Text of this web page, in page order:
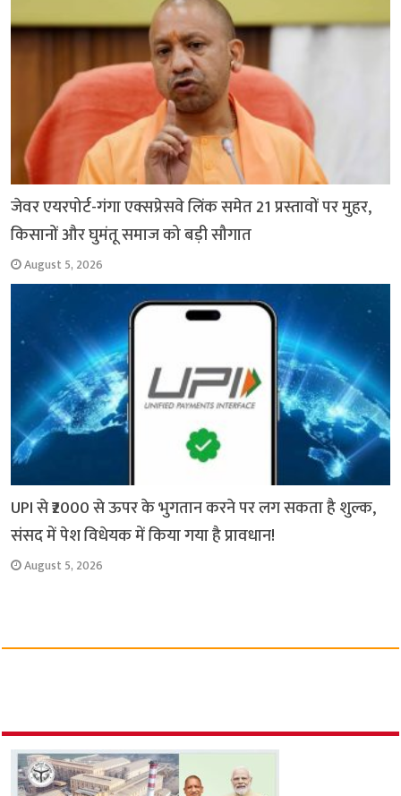
जेवर एयरपोर्ट-गंगा एक्सप्रेसवे लिंक समेत 21 प्रस्तावों पर मुहर,
किसानों और घुमंतू समाज को बड़ी सौगात
August 5, 2026
UPI से ₹2000 से ऊपर के भुगतान करने पर लग सकता है शुल्क,
संसद में पेश विधेयक में किया गया है प्रावधान!
August 5, 2026